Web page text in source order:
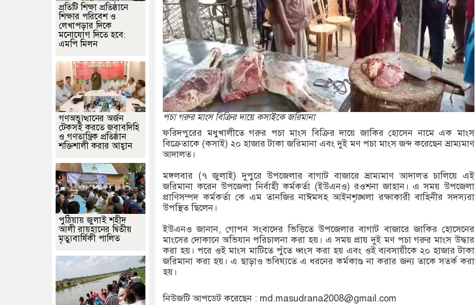
পচা গরুর মাংস বিক্রির দায়ে কসাইকে জরিমানা
ফরিদপুরের মধুখালীতে গরুর পচা মাংস বিক্রির দায়ে জাকির হোসেন নামে এক মাংস
বিক্রেতাকে (কসাই) ২০ হাজার টাকা জরিমানা এবং দুই মণ পচা মাংস জব্দ করেছেন ভ্রাম্যমাণ
আদালত।
মঙ্গলবার (৭ জুলাই) দুপুরে উপজেলার বাগাট বাজারে ভ্রাম্যমাণ আদালত চালিয়ে এই
জরিমানা করেন উপজেলা নির্বাহী কর্মকর্তা (ইউএনও) রওশনা জাহান। এ সময় উপজেলা
প্রাণিসম্পদ কর্মকর্তা কে এম তানজির নাঈমসহ আইনশৃঙ্খলা রক্ষাকারী বাহিনীর সদস্যরা
উপস্থিত ছিলেন।
ইউএনও জানান, গোপন সংবাদের ভিত্তিতে উপজেলার বাগাট বাজারে জাকির হোসেনের
মাংসের দোকানে অভিযান পরিচালনা করা হয়। এ সময় প্রায় দুই মণ পচা গরুর মাংস উদ্ধার
করা হয়। পরে ওই মাংস মাটিতে পুঁতে ধ্বংস করা হয় এবং ওই ব্যবসায়ীকে ২০ হাজার টাকা
জরিমানা করা হয়। এ ছাড়াও ভবিষ্যতে এ ধরনের কর্মকাণ্ড না করার জন্য তাকে সতর্ক করা
হয়।
নিউজটি আপডেট করেছেন : md.masudrana2008@gmail.com
প্রতিটি শিক্ষা প্রতিষ্ঠানে
শিক্ষার পরিবেশ ও
লেখাপড়ার দিকে
মনোযোগ দিতে হবে:
এমপি মিলন
গণঅভ্যুত্থানের অর্জন
টেকসই করতে জবাবদিহি
ও গণতান্ত্রিক প্রতিষ্ঠান
শক্তিশালী করার আহ্বান
পুঠিয়ায় জুলাই শহীদ
আলী রায়হানের দ্বিতীয়
মৃত্যুবার্ষিকী পালিত